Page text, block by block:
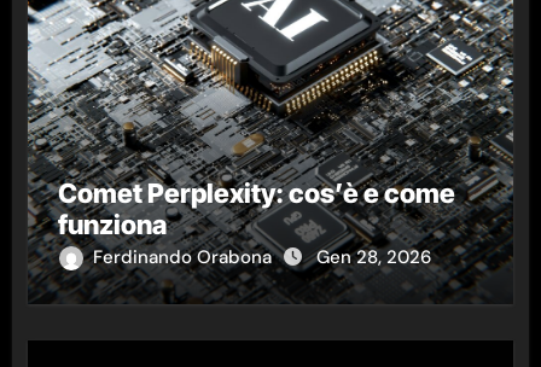
Comet Perplexity: cos’è e come
funziona
Ferdinando Orabona Gen 28, 2026